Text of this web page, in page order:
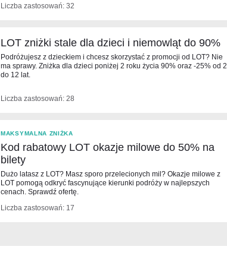
Liczba zastosowań: 32
LOT zniżki stale dla dzieci i niemowląt do 90%
Podróżujesz z dzieckiem i chcesz skorzystać z promocji od LOT? Nie
ma sprawy. Zniżka dla dzieci poniżej 2 roku życia 90% oraz -25% od 2
do 12 lat.
Liczba zastosowań: 28
MAKSYMALNA ZNIŻKA
Kod rabatowy LOT okazje milowe do 50% na
bilety
Dużo latasz z LOT? Masz sporo przelecionych mil? Okazje milowe z
LOT pomogą odkryć fascynujące kierunki podróży w najlepszych
cenach. Sprawdź ofertę.
Liczba zastosowań: 17